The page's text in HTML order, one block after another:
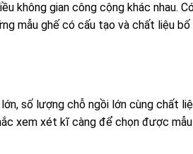
không gian công cộng khác nhau.
mẫu ghế có cấu tạo và chất liệu
số lượng chỗ ngồi lớn cùng chất
xem xét kĩ càng để chọn được